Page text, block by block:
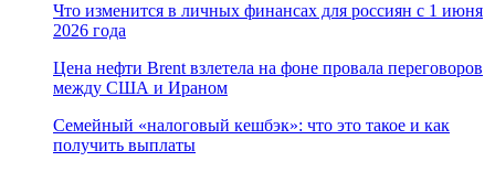
Что изменится в личных финансах для россиян с 1 июня
2026 года
Цена нефти Brent взлетела на фоне провала переговоров
между США и Ираном
Семейный «налоговый кешбэк»: что это такое и как
получить выплаты